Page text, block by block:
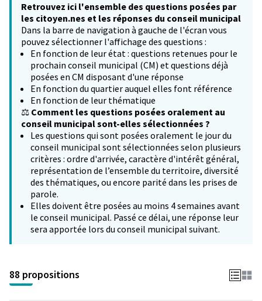
Retrouvez ici l'ensemble des questions posées par
les citoyen.nes et les réponses du conseil municipal
Dans la barre de navigation à gauche de l'écran vous
pouvez sélectionner l'affichage des questions :
En fonction de leur état : questions retenues pour le
prochain conseil municipal (CM) et questions déjà
posées en CM disposant d'une réponse
En fonction du quartier auquel elles font référence
En fonction de leur thématique
⚖️ Comment les questions posées oralement au
conseil municipal sont-elles sélectionnées ?
Les questions qui sont posées oralement le jour du
conseil municipal sont sélectionnées selon plusieurs
critères : ordre d'arrivée, caractère d'intérêt général,
représentation de l’ensemble du territoire, diversité
des thématiques, ou encore parité dans les prises de
parole.
Elles doivent être posées au moins 4 semaines avant
le conseil municipal. Passé ce délai, une réponse leur
sera apportée lors du conseil municipal suivant.
88 propositions